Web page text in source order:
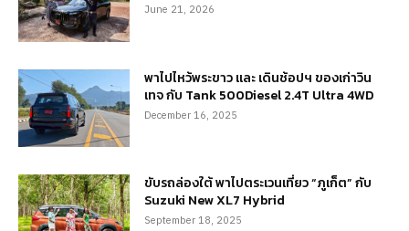
June 21, 2026
พาไปไหว้พระขาว และ เดินช้อปฯ ของเก่าวิน
เทจ กับ Tank 500Diesel 2.4T Ultra 4WD
December 16, 2025
ขับรถล่องใต้ พาไปตระเวนเที่ยว “ภูเก็ต” กับ
Suzuki New XL7 Hybrid
September 18, 2025